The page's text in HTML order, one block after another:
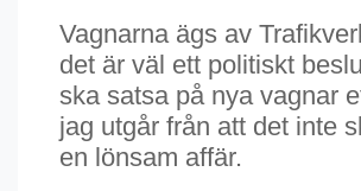
Vagnarna ägs av
det är väl ett politiskt
ska satsa på nya vagnar
jag utgår från att det inte
en lönsam affär.